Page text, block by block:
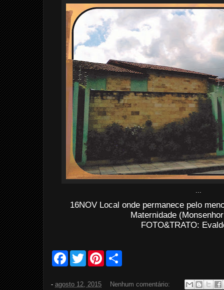
16NOV Local onde permanece pelo
Maternidade
FOTO&TRATO:
F
b
T
w
t
P
e
- agosto 12, 2015 Nenhum comentário: